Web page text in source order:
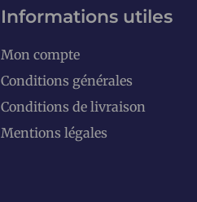
Informations utiles
Mon compte
Conditions générales
Conditions de livraison
Mentions légales